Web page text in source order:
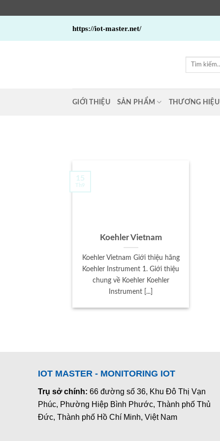
https://iot-master.net/
Tìm
GIỚI THIỆU SẢN PHẨM THƯƠNG HIỆU
Koehler Vietnam
Koehler Vietnam Giới thiệu hãng
Koehler Instrument 1. Giới thiệu
chung về Koehler Koehler
Instrument [...]
15
Th9
IOT MASTER - MONITORING IOT
Trụ sở chính: 66 đường số 36, Khu Đô Thị Vạn
Phúc, Phường Hiệp Bình Phước, Thành phố Thủ
Đức, Thành phố Hồ Chí Minh, Việt Nam